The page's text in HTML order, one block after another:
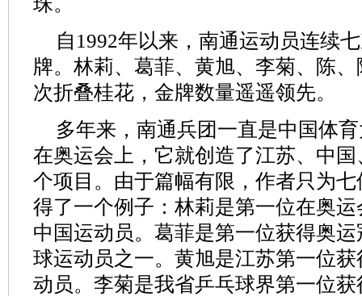
自1992年以来，南通运动员连续
牌。林莉、葛菲、黄旭、李菊、陈
次折叠桂花，金牌数量遥遥领先。
多年来，南通兵团一直是中国体
在奥运会上，它就创造了江苏、中
个项目。由于篇幅有限，作者只为
得了一个例子：林莉是第一位在奥
中国运动员。葛菲是第一位获得奥
球运动员之一。黄旭是江苏第一位
动员。李菊是我省乒乓球界第一位